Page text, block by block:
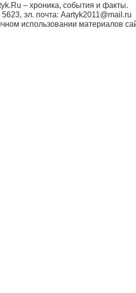
– хроника, события и факты.
эл. почта: Aartyk2011@mail.ru
использовании материалов